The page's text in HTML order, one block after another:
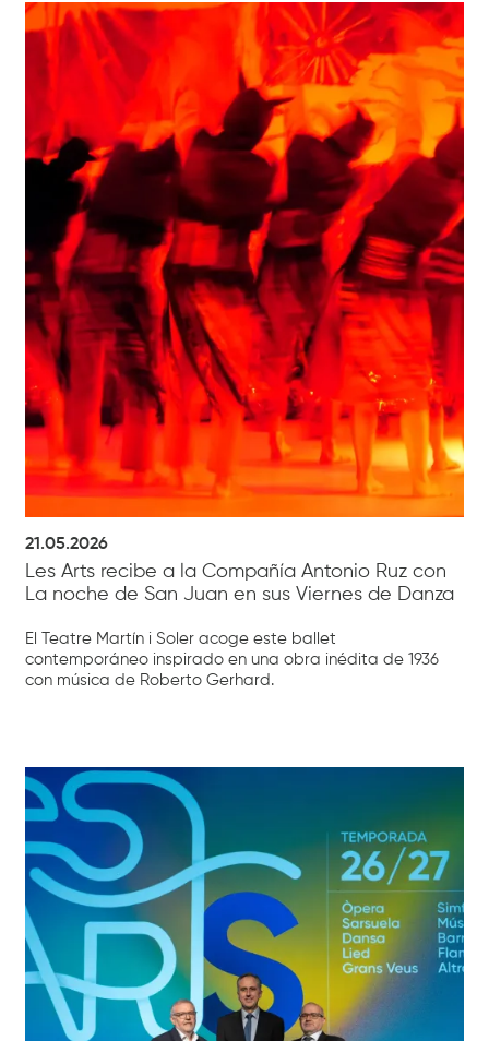
21.05.2026
Les Arts recibe a la Compañía Antonio Ruz con
La noche de San Juan en sus Viernes de Danza
El Teatre Martín i Soler acoge este ballet
contemporáneo inspirado en una obra inédita de 1936
con música de Roberto Gerhard.